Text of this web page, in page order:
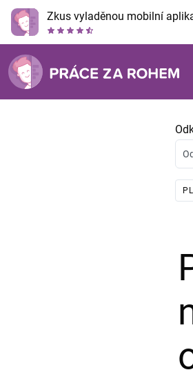
Zkus vyladěnou mobilní